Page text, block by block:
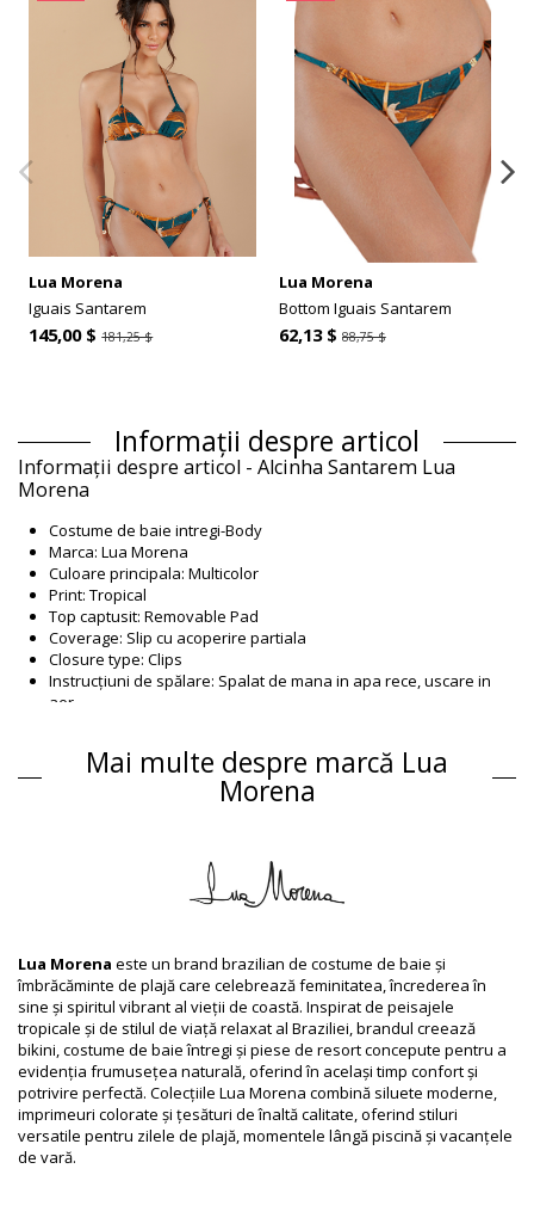
Lua Morena
Iguais Santarem
145,00 $181,25 $
Lua Morena
Bottom Iguais Santarem
62,13 $ 88,75 $
Informații despre articol
Informații despre articol - Alcinha Santarem Lua
Morena
Costume de baie intregi-Body
Marca: Lua Morena
Culoare principala: Multicolor
Print: Tropical
Top captusit: Removable Pad
Coverage: Slip cu acoperire partiala
Closure type: Clips
Instrucțiuni de spălare: Spalat de mana in apa rece, uscare in
aer
Costume de baie intregi Multicolor Lua Morena
Compoziție
Căptușeală: 88% Polyamide, 12% Elastane
Informaţii produs
Ambalajul include: 1 x Costume de baie intregi (Nu sunt incluse
alte accesorii)
HS CODE: 6112.41.0010
SKU: 1981123695
EAN: XS (7899918116346), S (7899670741138), M (7899670741190),
L (7899670741268), XL (7899670741336)
Referinţă furnizor: 30151035
Greutate: 115g / 0.25lb / 4.06oz
Modelul nu corespunde în totalitate și acesta poate varia în
funcţie de croială
Fotografii retușate
Mai multe despre marcă Lua
Morena
Lua Morena este un brand brazilian de costume de baie și
îmbrăcăminte de plajă care celebrează feminitatea, încrederea în
sine și spiritul vibrant al vieții de coastă. Inspirat de peisajele
tropicale și de stilul de viață relaxat al Braziliei, brandul creează
bikini, costume de baie întregi și piese de resort concepute pentru a
evidenția frumusețea naturală, oferind în același timp confort și
potrivire perfectă. Colecțiile Lua Morena combină siluete moderne,
imprimeuri colorate și țesături de înaltă calitate, oferind stiluri
versatile pentru zilele de plajă, momentele lângă piscină și vacanțele
de vară.